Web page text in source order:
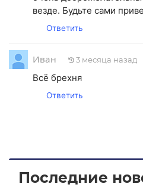
везде. Будьте сами
Ответить
Иван 3 месяца назад
Всё брехня
Ответить
Последние